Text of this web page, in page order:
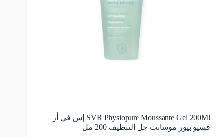
SVR Physiopure Moussante Gel 200Ml إس في أر
فسيو بيور موسانت جل التنظيف 200 مل